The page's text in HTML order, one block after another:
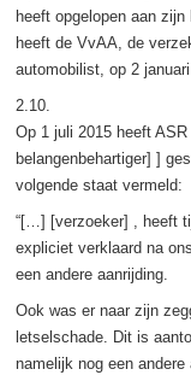
heeft opgelopen aan
heeft de VvAA, de
automobilist, op 2
2.10.
Op 1 juli 2015 heeft
belangenbehartiger] ]
volgende staat vermeld:
“[…] [verzoeker] , heeft
expliciet verklaard na
een andere aanrijding.
Ook was er naar zijn
letselschade. Dit is
namelijk nog een andere